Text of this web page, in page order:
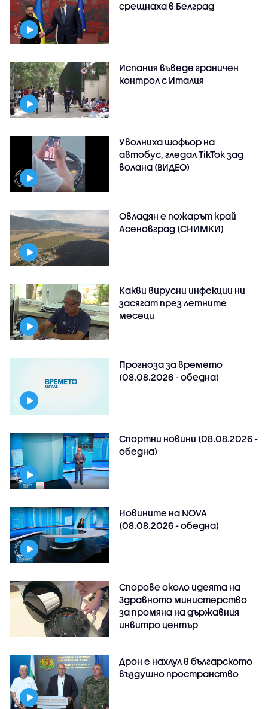
срещнаха в Белград
Испания въведе граничен
контрол с Италия
Уволниха шофьор на
автобус, гледал TikTok зад
волана (ВИДЕО)
Овладян е пожарът край
Асеновград (СНИМКИ)
Какви вирусни инфекции ни
засягат през летните
месеци
Прогноза за времето
(08.08.2026 - обедна)
Спортни новини (08.08.2026 -
обедна)
Новините на NOVA
(08.08.2026 - обедна)
Спорове около идеята на
Здравното министерство
за промяна на държавния
инвитро център
Дрон е нахлул в българското
въздушно пространство